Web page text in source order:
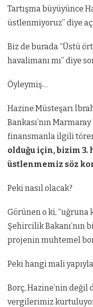
Tartışma büyüyünce
üstlenmiyoruz” diye
Biz de burada “Üstü
havalimanı mı” diye
Öyleymiş…
Hazine Müsteşarı
Bankası’nın
finansmanla ilgili
olduğu için, bizim 3.
üstlenmemiz söz
Peki nasıl olacak?
Görünen o ki, “uğruna
Şehircilik Bakanı’nın
projenin muhtemel
Peki hangi mali
Borç, Hazine’nin değil
vergilerimiz